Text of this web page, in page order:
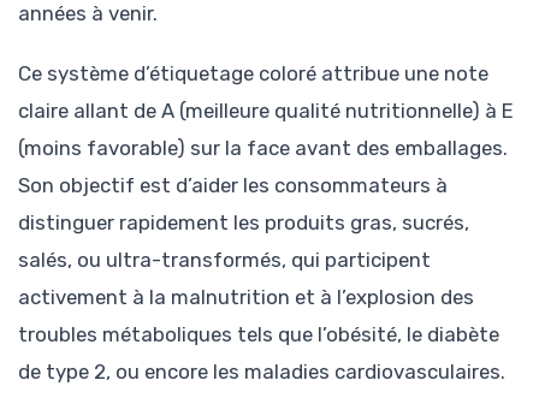
années à venir.
Ce système d’étiquetage coloré attribue une note
claire allant de A (meilleure qualité nutritionnelle) à E
(moins favorable) sur la face avant des emballages.
Son objectif est d’aider les consommateurs à
distinguer rapidement les produits gras, sucrés,
salés, ou ultra-transformés, qui participent
activement à la malnutrition et à l’explosion des
troubles métaboliques tels que l’obésité, le diabète
de type 2, ou encore les maladies cardiovasculaires.